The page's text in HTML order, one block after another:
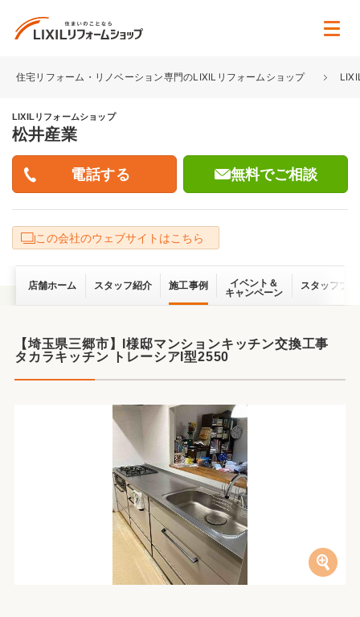
住宅リフォーム・リノベーション専門のLIXILリフォームショップ
LIXILリフォームショップ
松井産業
無料でご相談
この会社のウェブサイトはこちら
店舗ホーム スタッフ紹介 施工事例
イベント＆
キャンペーン
スタッフブ
【埼玉県三郷市】I様邸マンションキッチン交換工事
タカラキッチン トレーシアI型2550